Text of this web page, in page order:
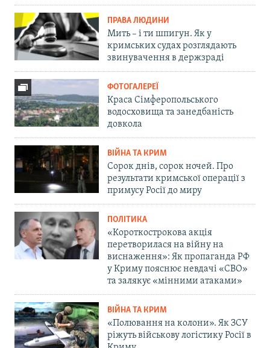
ПРАВА ЛЮДИНИ
Мить – і ти шпигун. Як у
кримських судах розглядають
звинувачення в держзраді
ФОТОГАЛЕРЕЇ
Краса Сімферопольського
водосховища та занедбаність
довкола
ВІЙНА ТА КРИМ
Сорок днів, сорок ночей. Про
результати кримської операції з
примусу Росії до миру
ПОЛІТИКА
«Короткострокова акція
перетворилася на війну на
виснаження»: Як пропаганда РФ
у Криму пояснює невдачі «СВО»
та залякує «мінними атаками»
ВІЙНА ТА КРИМ
«Полювання на колони». Як ЗСУ
ріжуть військову логістику Росії в